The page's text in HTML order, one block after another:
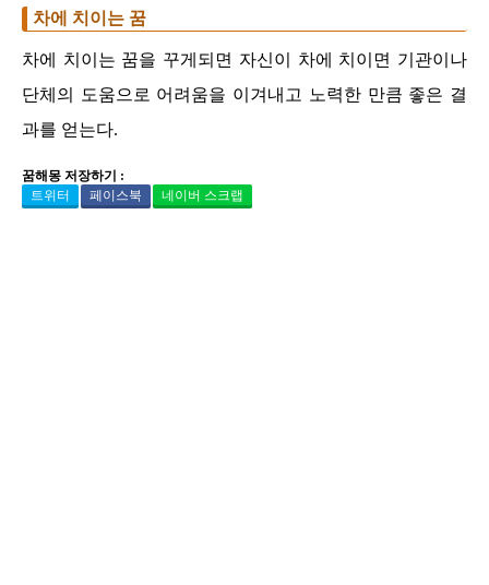
차에 치이는 꿈
차에 치이는 꿈을 꾸게되면 자신이 차에 치이면 기관이나
단체의 도움으로 어려움을 이겨내고 노력한 만큼 좋은 결
과를 얻는다.
꿈해몽 저장하기 :
트위터
페이스북 네이버 스크랩